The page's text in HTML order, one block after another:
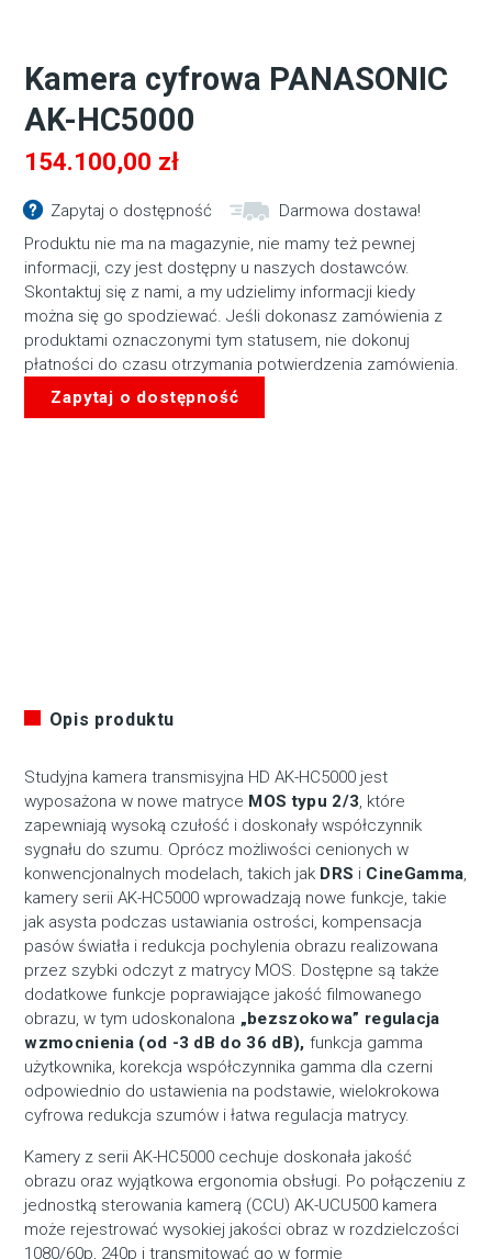
Kamera cyfrowa PANASONIC
AK-HC5000
154.100,00 zł
Zapytaj o dostępność
Darmowa dostawa!
Produktu nie ma na magazynie, nie mamy też pewnej
informacji, czy jest dostępny u naszych dostawców.
Skontaktuj się z nami, a my udzielimy informacji kiedy
można się go spodziewać. Jeśli dokonasz zamówienia z
produktami oznaczonymi tym statusem, nie dokonuj
płatności do czasu otrzymania potwierdzenia zamówienia.
Zapytaj o dostępność
Opis produktu
Studyjna kamera transmisyjna HD AK-HC5000 jest
wyposażona w nowe matryce MOS typu 2/3, które
zapewniają wysoką czułość i doskonały współczynnik
sygnału do szumu. Oprócz możliwości cenionych w
konwencjonalnych modelach, takich jak DRS i CineGamma,
kamery serii AK-HC5000 wprowadzają nowe funkcje, takie
jak asysta podczas ustawiania ostrości, kompensacja
pasów światła i redukcja pochylenia obrazu realizowana
przez szybki odczyt z matrycy MOS. Dostępne są także
dodatkowe funkcje poprawiające jakość filmowanego
obrazu, w tym udoskonalona „bezszokowa” regulacja
wzmocnienia (od -3 dB do 36 dB), funkcja gamma
użytkownika, korekcja współczynnika gamma dla czerni
odpowiednio do ustawienia na podstawie, wielokrokowa
cyfrowa redukcja szumów i łatwa regulacja matrycy.
Kamery z serii AK-HC5000 cechuje doskonała jakość
obrazu oraz wyjątkowa ergonomia obsługi. Po połączeniu z
jednostką sterowania kamerą (CCU) AK-UCU500 kamera
może rejestrować wysokiej jakości obraz w rozdzielczości
1080/60p, 240p i transmitować go w formie